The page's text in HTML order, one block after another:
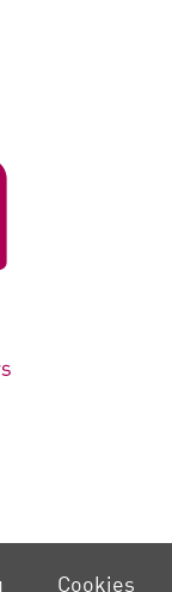
Cookies